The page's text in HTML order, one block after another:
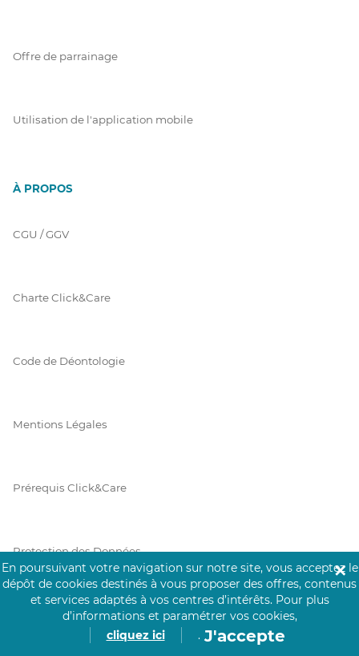
Offre de parrainage
Utilisation de l'application mobile
À PROPOS
CGU / GGV
Charte Click&Care
Code de Déontologie
Mentions Légales
Prérequis Click&Care
Protection des Données
Vie Privée
En poursuivant votre navigation sur notre site, vous acceptez le
dépôt de cookies destinés à vous proposer des offres, contenus
et services adaptés à vos centres d’intérêts. Pour plus
d’informations et paramétrer vos cookies,
cliquez ici
. J'accepte
✕